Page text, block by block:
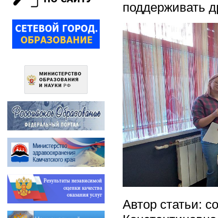
поддерживать
Автор статьи: